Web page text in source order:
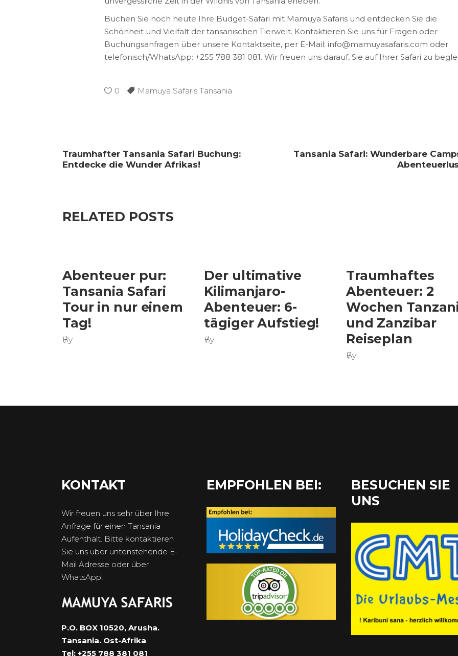
Buchen Sie noch heute Ihre Budget-Safari mit Mamuya Safaris und entdecken Sie die
Schönheit und Vielfalt der tansanischen Tierwelt. Kontaktieren Sie uns für Fragen oder
Buchungsanfragen über unsere Kontaktseite, per E-Mail: info@mamuyasafaris.com oder
telefonisch/WhatsApp: +255 788 381 081. Wir freuen uns darauf, Sie auf Ihrer Safari zu
0 Mamuya Safaris Tansania
Traumhafter Tansania Safari Buchung:
Entdecke die Wunder Afrikas!
Tansania Safari: Wunderbare
RELATED POSTS
Abenteuer pur:
Tansania Safari
Tour in nur einem
Tag!
By
Der ultimative
Kilimanjaro-
Abenteuer: 6-
tägiger Aufstieg!
By
Traumhaftes
Abenteuer: 2
Wochen
und Zanzibar
Reiseplan
By
KONTAKT
Wir freuen uns sehr über Ihre
Anfrage für einen Tansania
Aufenthalt. Bitte kontaktieren
Sie uns über untenstehende E-
Mail Adresse oder über
WhatsApp!
P.O. BOX 10520, Arusha.
Tansania. Ost-Afrika
Tel: +255 788 381 081
EMPFOHLEN BEI:
BESUCHEN SIE
UNS